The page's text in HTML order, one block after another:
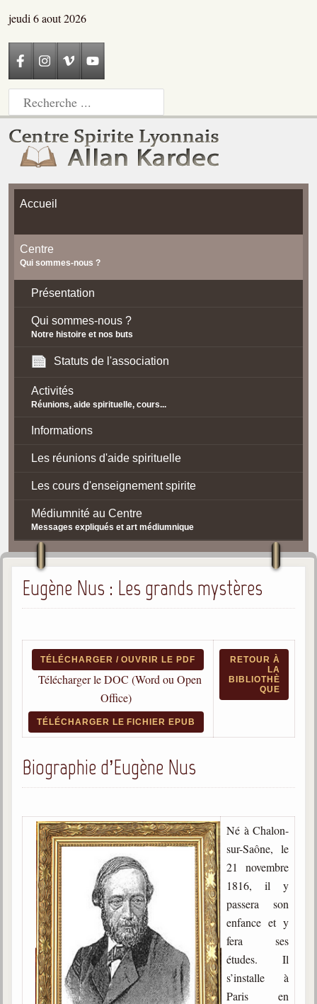
jeudi 6 aout 2026
Accueil
Centre
Qui sommes-nous ?
Présentation
Qui sommes-nous ?
Notre histoire et nos buts
Statuts de l'association
Activités
Réunions, aide spirituelle, cours...
Informations
Les réunions d'aide spirituelle
Les cours d'enseignement spirite
Médiumnité au Centre
Messages expliqués et art médiumnique
Contact / Accès
Plan d'accès
Spiritisme
Qu'est-ce que c'est ?
Les bases du spiritisme
Philosophie
La doctrine d'Allan Kardec
But des manifestations spirites
Esprits
Médiums
Les hommes
Les fondateurs
Allan Kardec
1804-1869
Léon Denis
1846-1927
Gabriel Delanne
1857-1926
Eugène Nus : Les grands mystères
TÉLÉCHARGER / OUVRIR LE PDF
Télécharger le DOC (Word ou Open
Office)
TÉLÉCHARGER LE FICHIER EPUB
RETOUR À
LA
BIBLIOTHÈ
QUE
Biographie d’Eugène Nus
Né à Chalon-
sur-Saône, le
21 novembre
1816, il y
passera son
enfance et y
fera ses
études. Il
s’installe à
Paris en